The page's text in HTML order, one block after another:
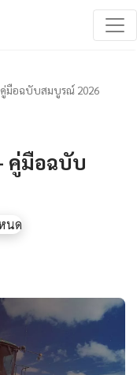
มือฉบับสมบูรณ์ 2026
คู่มือฉบับ